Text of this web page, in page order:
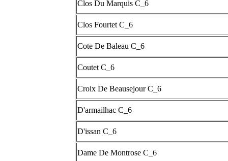
Clos Du Marquis C_6
Clos Fourtet C_6
Cote De Baleau C_6
Coutet C_6
Croix De Beausejour C_6
D'armailhac C_6
D'issan C_6
Dame De Montrose C_6